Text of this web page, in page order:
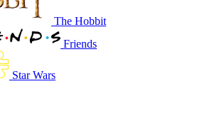
The Hobbit
Friends
Star Wars